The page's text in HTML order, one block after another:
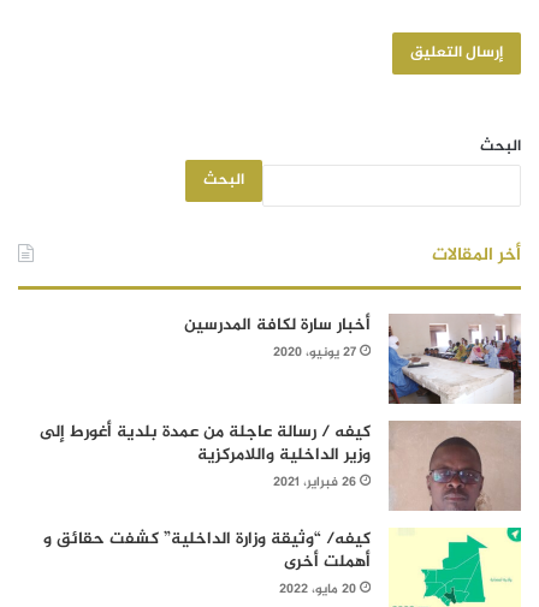
البحث
البحث
أخر المقالات
أخبار سارة لكافة المدرسين
27 يونيو، 2020
كيفه / رسالة عاجلة من عمدة بلدية أغورط إلى
وزير الداخلية واللامركزية
26 فبراير، 2021
كيفه/ “وثيقة وزارة الداخلية” كشفت حقائق و
أهملت أخرى
20 مايو، 2022